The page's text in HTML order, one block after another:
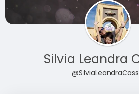
Silvia Leandra